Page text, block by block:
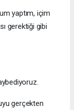
yaptım, içim
gerektiği gibi
gerçekten